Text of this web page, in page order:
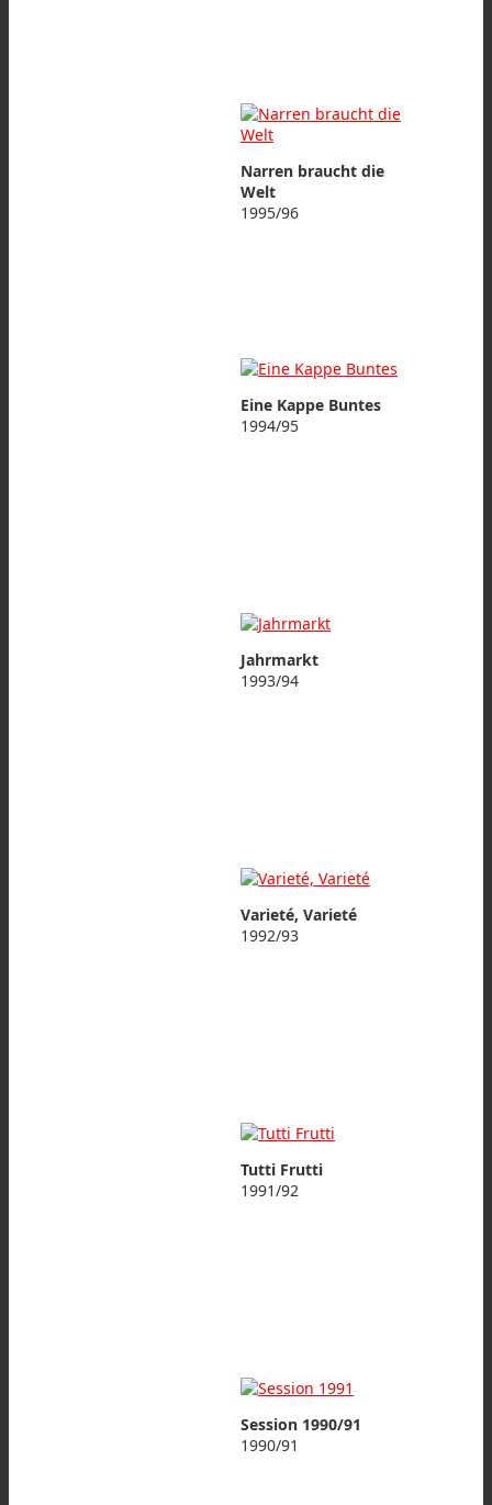
Narren braucht die
Welt
1995/96
Eine Kappe Buntes
1994/95
Jahrmarkt
1993/94
Varieté, Varieté
1992/93
Tutti Frutti
1991/92
Session 1990/91
1990/91